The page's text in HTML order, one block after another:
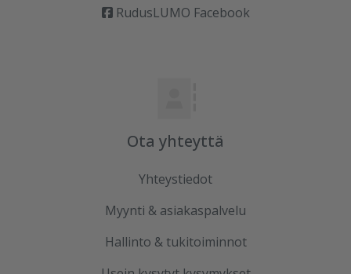
RudusLUMO Facebook
Ota yhteyttä
Yhteystiedot
Myynti & asiakaspalvelu
Hallinto & tukitoiminnot